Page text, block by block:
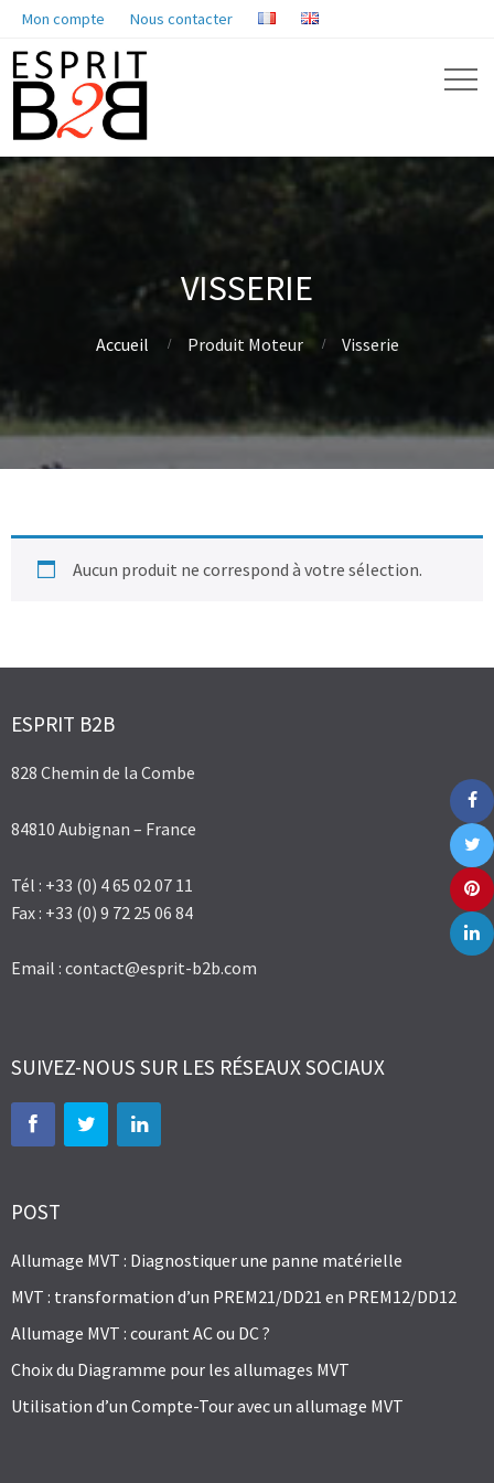
Mon compte Nous contacter
VISSERIE
Accueil Produit Moteur Visserie
Aucun produit ne correspond à votre sélection.
ESPRIT B2B
828 Chemin de la Combe
84810 Aubignan – France
Tél : +33 (0) 4 65 02 07 11
Fax : +33 (0) 9 72 25 06 84
Email : contact@esprit-b2b.com
SUIVEZ-NOUS SUR LES RÉSEAUX SOCIAUX
POST
Allumage MVT : Diagnostiquer une panne matérielle
MVT : transformation d’un PREM21/DD21 en PREM12/DD12
Allumage MVT : courant AC ou DC ?
Choix du Diagramme pour les allumages MVT
Utilisation d’un Compte-Tour avec un allumage MVT